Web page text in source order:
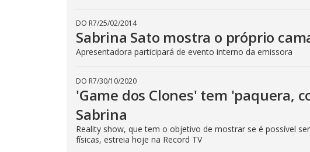
DO R7/25/02/2014
Sabrina Sato mostra o próprio
Apresentadora participará de evento interno da emissora
DO R7/30/10/2020
'Game dos Clones' tem 'paquera,
Sabrina
Reality show, que tem o objetivo de mostrar se é possível
físicas, estreia hoje na Record TV